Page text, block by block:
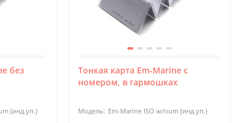
без
(инд.уп.)
Тонкая карта Em-Marine с
номером, в гармошках
Em-Marine ISO w/num (инд.уп.)